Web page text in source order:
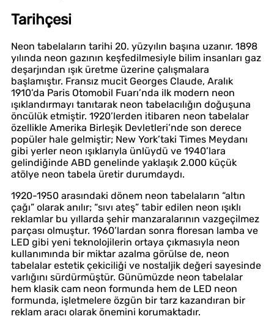
Tarihçesi
Neon tabelaların tarihi 20. yüzyılın başına uzanır. 1898
yılında neon gazının keşfedilmesiyle bilim insanları gaz
deşarjından ışık üretme üzerine çalışmalara
başlamıştır. Fransız mucit Georges Claude, Aralık
1910’da Paris Otomobil Fuarı’nda ilk modern neon
ışıklandırmayı tanıtarak neon tabelacılığın doğuşuna
öncülük etmiştir. 1920’lerden itibaren neon tabelalar
özellikle Amerika Birleşik Devletleri’nde son derece
popüler hale gelmiştir; New York’taki Times Meydanı
gibi yerler neon ışıklarıyla ünlüydü ve 1940’lara
gelindiğinde ABD genelinde yaklaşık 2.000 küçük
atölye neon tabela üretir durumdaydı.
1920-1950 arasındaki dönem neon tabelaların “altın
çağı” olarak anılır; “sıvı ateş” tabir edilen neon ışıklı
reklamlar bu yıllarda şehir manzaralarının vazgeçilmez
parçası olmuştur. 1960’lardan sonra floresan lamba ve
LED gibi yeni teknolojilerin ortaya çıkmasıyla neon
kullanımında bir miktar azalma görülse de, neon
tabelalar estetik çekiciliği ve nostaljik değeri sayesinde
varlığını sürdürmüştür. Günümüzde neon tabelalar
hem klasik cam neon formunda hem de LED neon
formunda, işletmelere özgün bir tarz kazandıran bir
reklam aracı olarak önemini korumaktadır.